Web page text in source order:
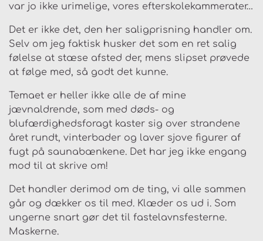
var jo ikke urimelige, vores efterskolekammerater…
Det er ikke det, den her saligprisning handler om.
Selv om jeg faktisk husker det som en ret salig
følelse at stæse afsted der, mens slipset prøvede
at følge med, så godt det kunne.
Temaet er heller ikke alle de af mine
jævnaldrende, som med døds- og
blufærdighedsforagt kaster sig over strandene
året rundt, vinterbader og laver sjove figurer af
fugt på saunabænkene. Det har jeg ikke engang
mod til at skrive om!
Det handler derimod om de ting, vi alle sammen
går og dækker os til med. Klæder os ud i. Som
ungerne snart gør det til fastelavnsfesterne.
Maskerne.